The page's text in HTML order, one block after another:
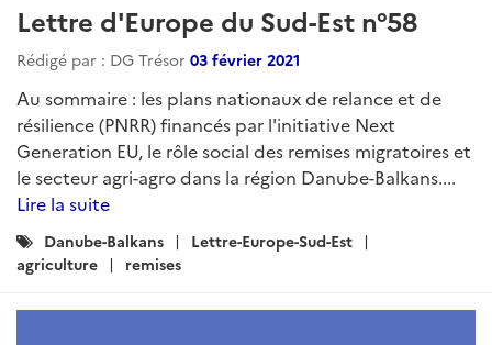
Lettre d'Europe du Sud-Est n°58
Rédigé par : DG Trésor 03 février 2021
Au sommaire : les plans nationaux de relance et de
résilience (PNRR) financés par l'initiative Next
Generation EU, le rôle social des remises migratoires et
le secteur agri-agro dans la région Danube-Balkans....
Lire la suite
Catégories
:
Danube-Balkans
Lettre-Europe-Sud-Est
agriculture
remises